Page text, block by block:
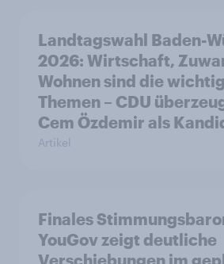
Landtagswahl Baden-
2026: Wirtschaft,
Wohnen sind die
Themen – CDU
Cem Özdemir als
Artikel
Finales
YouGov zeigt deutliche
Verschiebungen im